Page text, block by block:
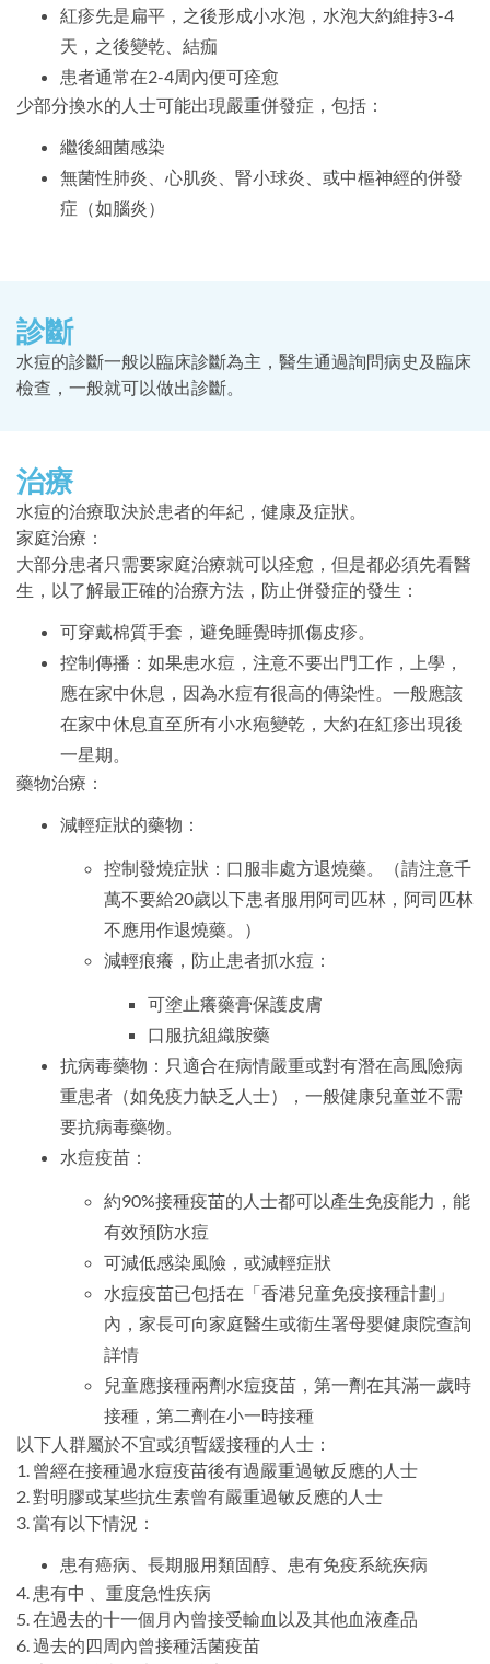
紅疹先是扁平，之後形成小水泡，水泡大約維持3-4
天，之後變乾、結痂
患者通常在2-4周內便可痊愈
少部分換水的人士可能出現嚴重併發症，包括：
繼後細菌感染
無菌性肺炎、心肌炎、腎小球炎、或中樞神經的併發
症（如腦炎）
診斷
水痘的診斷一般以臨床診斷為主，醫生通過詢問病史及臨床
檢查，一般就可以做出診斷。
治療
水痘的治療取決於患者的年紀，健康及症狀。
家庭治療：
大部分患者只需要家庭治療就可以痊愈，但是都必須先看醫
生，以了解最正確的治療方法，防止併發症的發生：
可穿戴棉質手套，避免睡覺時抓傷皮疹。
控制傳播：如果患水痘，注意不要出門工作，上學，
應在家中休息，因為水痘有很高的傳染性。一般應該
在家中休息直至所有小水疱變乾，大約在紅疹出現後
一星期。
藥物治療：
減輕症狀的藥物：
控制發燒症狀：口服非處方退燒藥。（請注意千
萬不要給20歲以下患者服用阿司匹林，阿司匹林
不應用作退燒藥。）
減輕痕癢，防止患者抓水痘：
可塗止癢藥膏保護皮膚
口服抗組織胺藥
抗病毒藥物：只適合在病情嚴重或對有潛在高風險病
重患者（如免疫力缺乏人士），一般健康兒童並不需
要抗病毒藥物。
水痘疫苗：
約90%接種疫苗的人士都可以產生免疫能力，能
有效預防水痘
可減低感染風險，或減輕症狀
水痘疫苗已包括在「香港兒童免疫接種計劃」
內，家長可向家庭醫生或衞生署母嬰健康院查詢
詳情
兒童應接種兩劑水痘疫苗，第一劑在其滿一歲時
接種，第二劑在小一時接種
以下人群屬於不宜或須暫緩接種的人士：
1. 曾經在接種過水痘疫苗後有過嚴重過敏反應的人士
2. 對明膠或某些抗生素曾有嚴重過敏反應的人士
3. 當有以下情況：
​患有癌病、長期服用類固醇、患有免疫系統疾病
​4. 患有中 、重度急性疾病
5. 在過去的十一個月內曾接受輸血以及其他血液產品
6. 過去的四周內曾接種活菌疫苗